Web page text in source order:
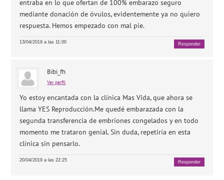
entraba en lo que ofertan de 100% embarazo seguro
mediante donación de óvulos, evidentemente ya no quiero
respuesta. Hemos empezado con mal pie.
13/04/2019 a las 11:00 Responder
Bibi_fh
Ver perfil
Yo estoy encantada con la clínica Mas Vida, que ahora se
llama YES Reproducción.Me quedé embarazada con la
segunda transferencia de embriones congelados y en todo
momento me trataron genial. Sin duda, repetiría en esta
clínica sin pensarlo.
20/04/2019 a las 22:25 Responder